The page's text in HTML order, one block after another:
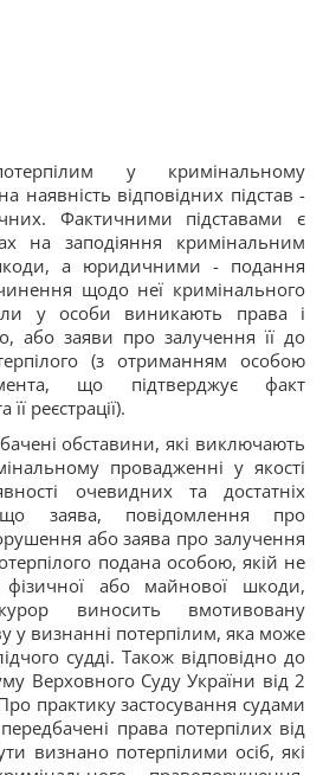
у кримінальному
наявність відповідних підстав -
Фактичними підставами є
на заподіяння кримінальним
а юридичними - подання
щодо неї кримінального
у особи виникають права і
або заяви про залучення її до
(з отриманням особою
що підтверджує факт
реєстрації).
обставини, які виключають
провадженні у якості
очевидних та достатніх
заява, повідомлення про
або заява про залучення
подана особою, якій не
фізичної або майнової шкоди,
виносить вмотивовану
у визнанні потерпілим, яка може
судді. Також відповідно до
Верховного Суду України від 2
практику застосування судами
права потерпілих від
визнано потерпілими осіб, які